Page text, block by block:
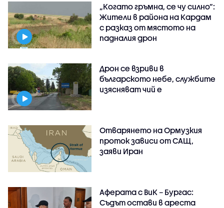
„Когато гръмна, се чу силно“:
Жители в района на Кардам
с разказ от мястото на
падналия дрон
Дрон се взриви в
българското небе, службите
изясняват чий е
Отварянето на Ормузкия
проток зависи от САЩ,
заяви Иран
Аферата с ВиК – Бургас:
Съдът остави в ареста